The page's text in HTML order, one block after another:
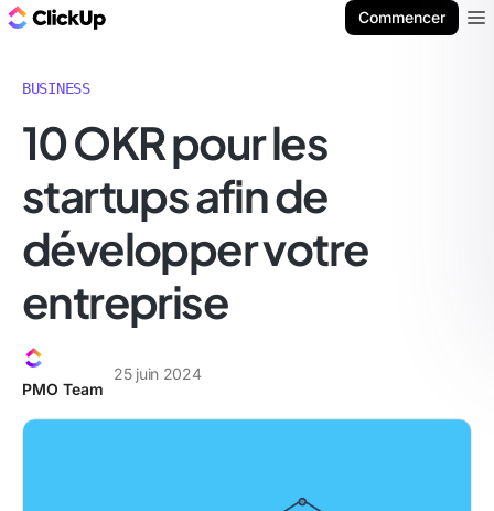
Commencer
BUSINESS
10 OKR pour les
startups afin de
développer votre
entreprise
PMO Team
25 juin 2024